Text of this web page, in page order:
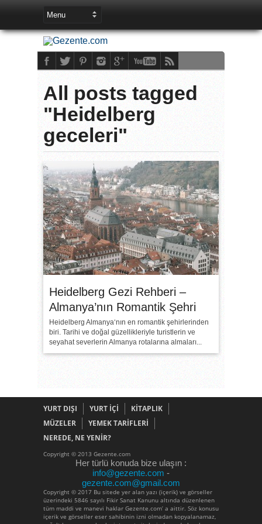
All posts tagged
"Heidelberg
geceleri"
Heidelberg Gezi Rehberi –
Almanya’nın Romantik Şehri
Heidelberg Almanya‘nın en romantik şehirlerinden
biri. Tarihi ve doğal güzellikleriyle turistlerin ve
seyahat severlerin Almanya rotalarına almaları...
YURT DIŞI YURT İÇİ
KİTAPLIK
MÜZELER
YEMEK TARİFLERİ
NEREDE, NE YENİR?
Copyright © 2013 Gezente.com
Her türlü konuda bize ulaşın :
info@gezente.com -
gezente.com@gmail.com
Copyright © 2017 Bu sitede yer alan yazı (içerik) ve görseller
üzerindeki 5846 sayılı Fikir Sanat Kanunu altında düzenlenen
tüm maddi ve manevi haklar Gezente.com’ a aittir. Söz konusu
içerik ve görseller eser sahibinin izni olmadan kopyalanamaz,